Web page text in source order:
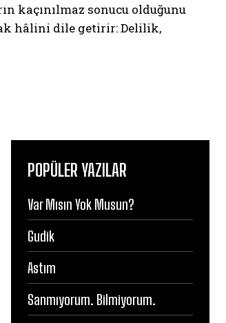
kaçınılmaz sonucu olduğunu
hâlini dile getirir: Delilik,
POPÜLER YAZILAR
Var Mısın Yok Musun?
Gudik
Astım
Sanmıyorum. Bilmiyorum.